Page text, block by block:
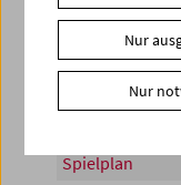
Share on
Spielplan
Nur
Nur